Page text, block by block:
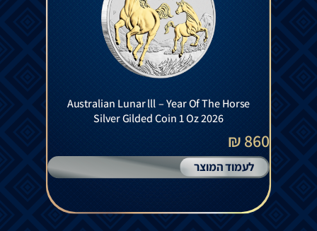
Australian Lunar lll – Year Of The Horse
Silver Gilded Coin 1 Oz 2026
860 ₪
לעמוד המוצר